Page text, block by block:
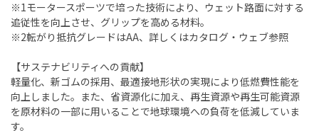
※1モータースポーツで培った技術により、ウェット路面に対する
追従性を向上させ、グリップを高める材料。
※2転がり抵抗グレードはAA、詳しくはカタログ・ウェブ参照
【サステナビリティへの貢献】
軽量化、新ゴムの採用、最適接地形状の実現により低燃費性能を
向上しました。また、省資源化に加え、再生資源や再生可能資源
を原材料の一部に用いることで地球環境への負荷を低減していま
す。